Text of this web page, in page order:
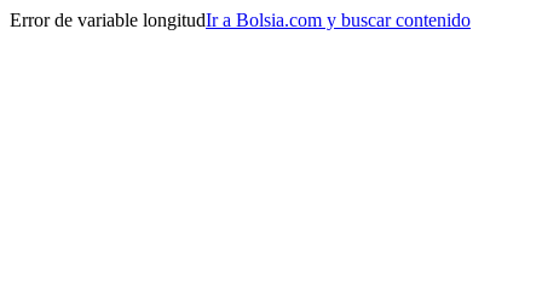
Error de variable longitudIr a Bolsia.com y buscar contenido